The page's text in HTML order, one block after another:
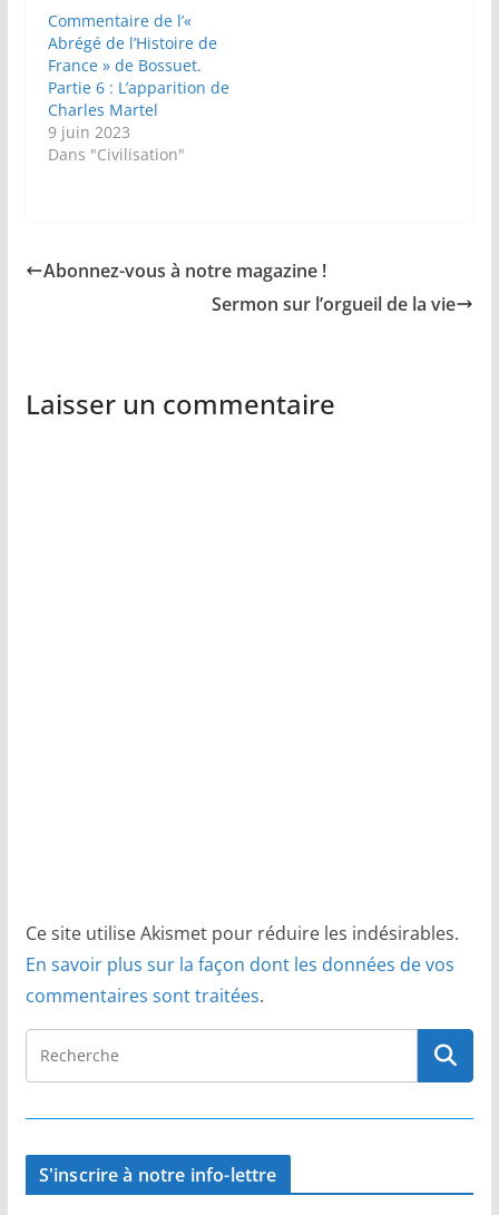
Commentaire de l’«
Abrégé de l’Histoire de
France » de Bossuet.
Partie 6 : L’apparition de
Charles Martel
9 juin 2023
Dans "Civilisation"
Abonnez-vous à notre magazine !
Sermon sur l’orgueil de la vie
Laisser un commentaire
Ce site utilise Akismet pour réduire les indésirables.
En savoir plus sur la façon dont les données de vos
commentaires sont traitées.
S'inscrire à notre info-lettre